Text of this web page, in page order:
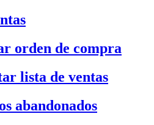
orden de compra
lista de ventas
abandonados